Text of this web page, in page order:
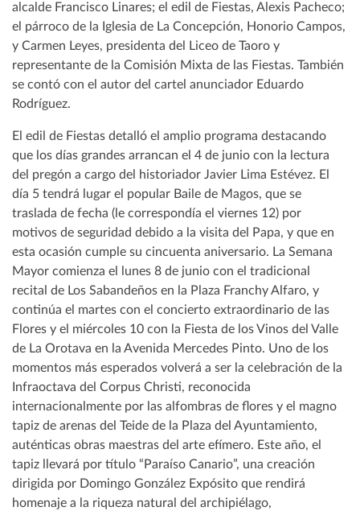
alcalde Francisco Linares; el edil de Fiestas, Alexis Pacheco;
el párroco de la Iglesia de La Concepción, Honorio Campos,
y Carmen Leyes, presidenta del Liceo de Taoro y
representante de la Comisión Mixta de las Fiestas. También
se contó con el autor del cartel anunciador Eduardo
Rodríguez.
El edil de Fiestas detalló el amplio programa destacando
que los días grandes arrancan el 4 de junio con la lectura
del pregón a cargo del historiador Javier Lima Estévez. El
día 5 tendrá lugar el popular Baile de Magos, que se
traslada de fecha (le correspondía el viernes 12) por
motivos de seguridad debido a la visita del Papa, y que en
esta ocasión cumple su cincuenta aniversario. La Semana
Mayor comienza el lunes 8 de junio con el tradicional
recital de Los Sabandeños en la Plaza Franchy Alfaro, y
continúa el martes con el concierto extraordinario de las
Flores y el miércoles 10 con la Fiesta de los Vinos del Valle
de La Orotava en la Avenida Mercedes Pinto. Uno de los
momentos más esperados volverá a ser la celebración de la
Infraoctava del Corpus Christi, reconocida
internacionalmente por las alfombras de flores y el magno
tapiz de arenas del Teide de la Plaza del Ayuntamiento,
auténticas obras maestras del arte efímero. Este año, el
tapiz llevará por título “Paraíso Canario”, una creación
dirigida por Domingo González Expósito que rendirá
homenaje a la riqueza natural del archipiélago,